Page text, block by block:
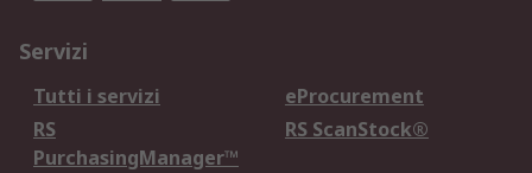
Servizi
Tutti i servizi
eProcurement
RS
PurchasingManager™
RS ScanStock®